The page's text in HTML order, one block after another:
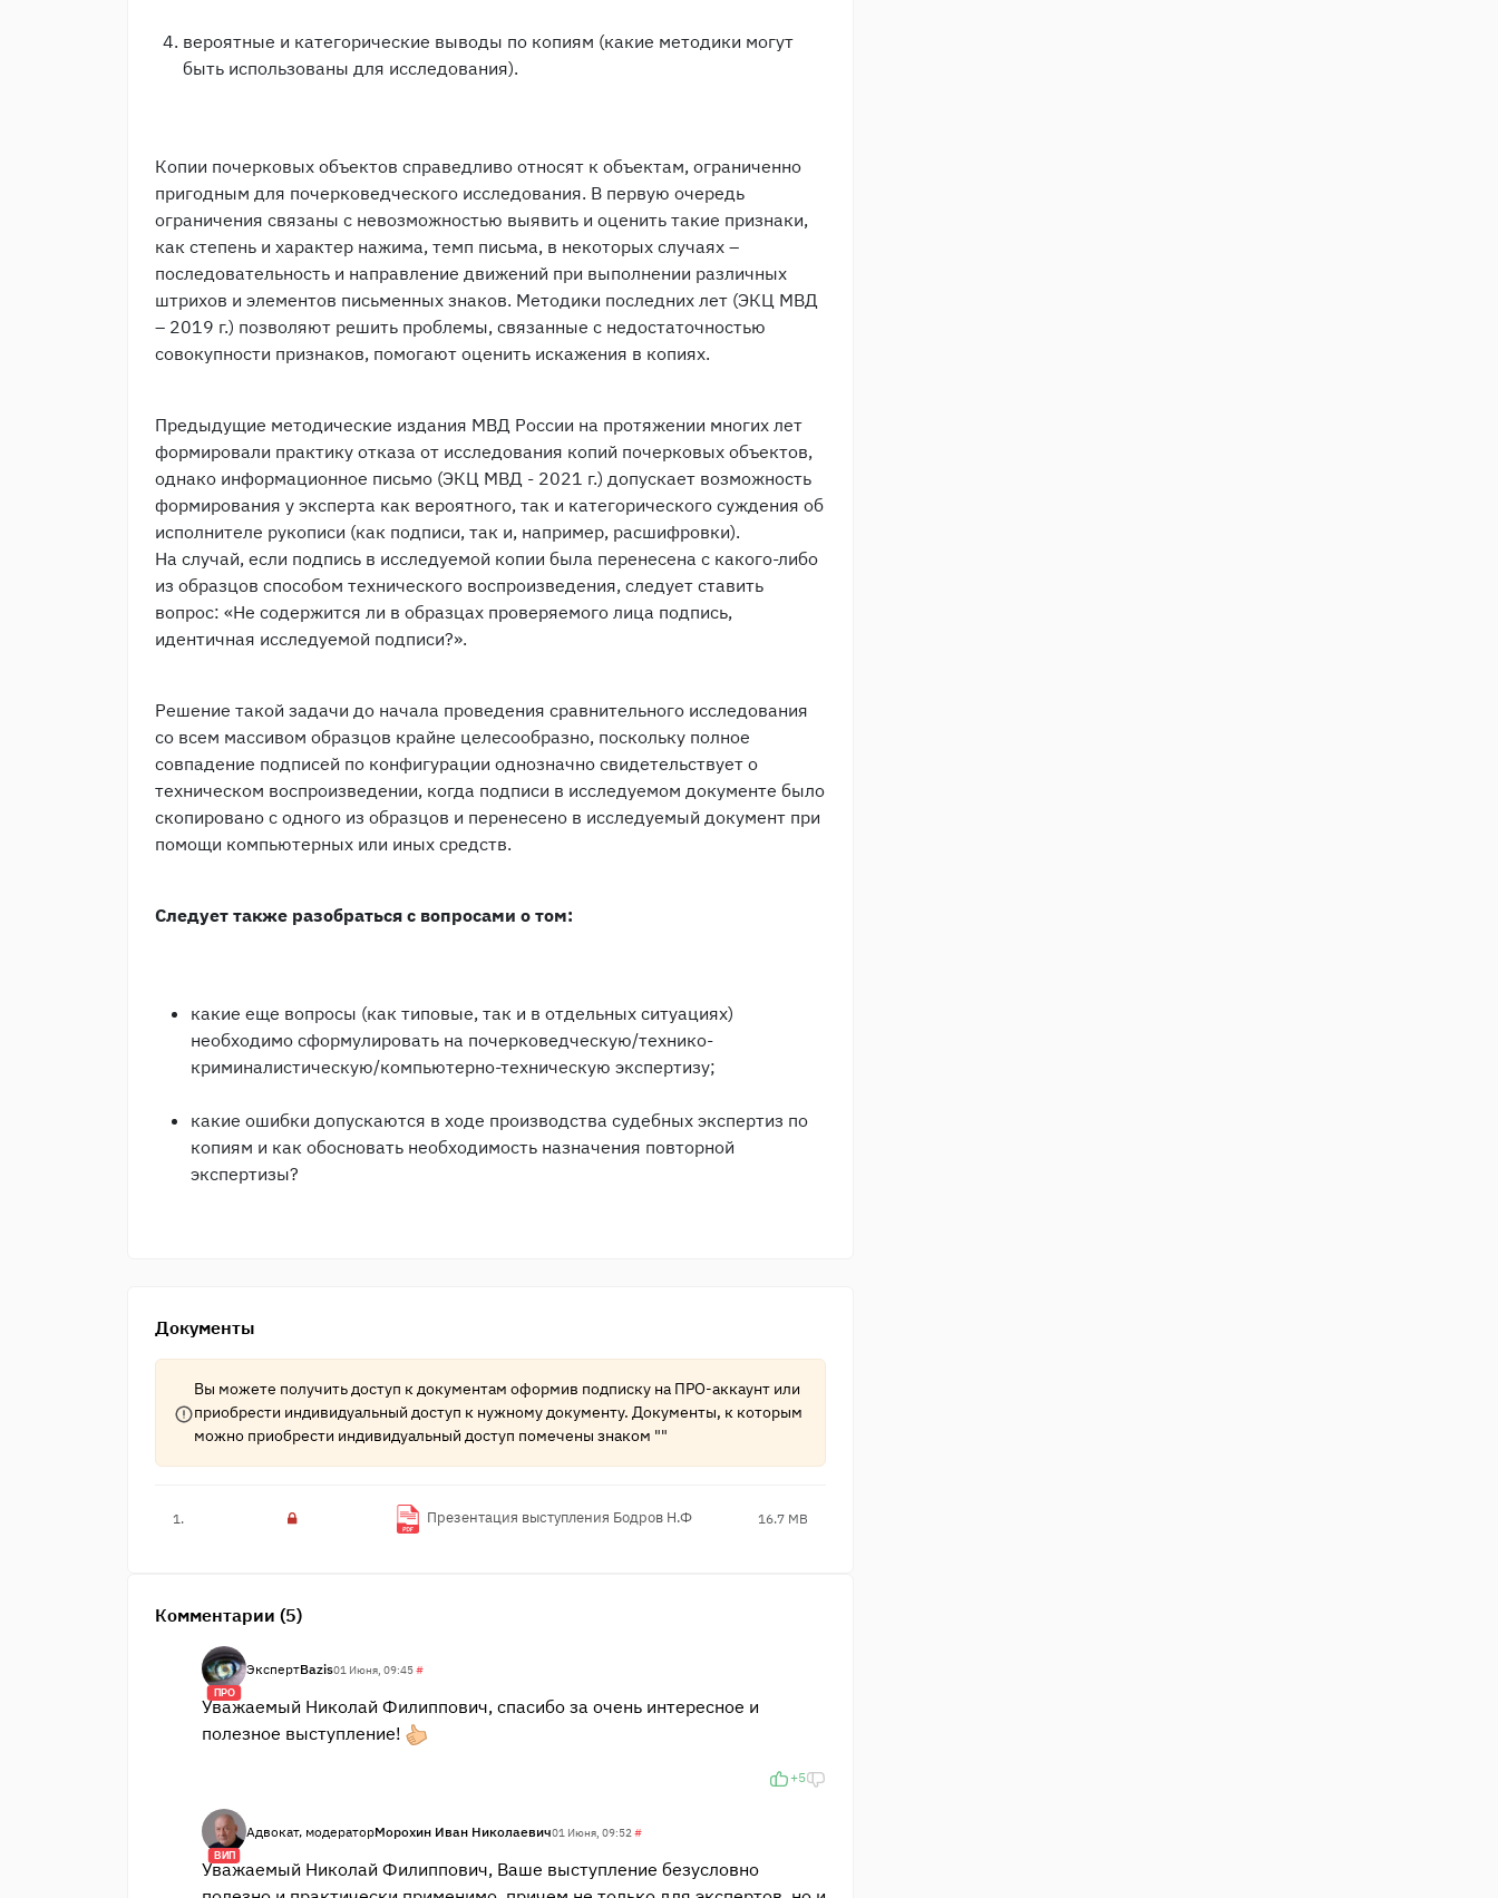
вероятные и категорические выводы по копиям (какие методики могут
быть использованы для исследования).
Копии почерковых объектов справедливо относят к объектам, ограниченно
пригодным для почерковедческого исследования. В первую очередь
ограничения связаны с невозможностью выявить и оценить такие признаки,
как степень и характер нажима, темп письма, в некоторых случаях –
последовательность и направление движений при выполнении различных
штрихов и элементов письменных знаков. Методики последних лет (ЭКЦ МВД
– 2019 г.) позволяют решить проблемы, связанные с недостаточностью
совокупности признаков, помогают оценить искажения в копиях.
Предыдущие методические издания МВД России на протяжении многих лет
формировали практику отказа от исследования копий почерковых объектов,
однако информационное письмо (ЭКЦ МВД - 2021 г.) допускает возможность
формирования у эксперта как вероятного, так и категорического суждения об
исполнителе рукописи (как подписи, так и, например, расшифровки).
На случай, если подпись в исследуемой копии была перенесена с какого-либо
из образцов способом технического воспроизведения, следует ставить
вопрос: «Не содержится ли в образцах проверяемого лица подпись,
идентичная исследуемой подписи?».
Решение такой задачи до начала проведения сравнительного исследования
со всем массивом образцов крайне целесообразно, поскольку полное
совпадение подписей по конфигурации однозначно свидетельствует о
техническом воспроизведении, когда подписи в исследуемом документе было
скопировано с одного из образцов и перенесено в исследуемый документ при
помощи компьютерных или иных средств.
Следует также разобраться с вопросами о том:
какие еще вопросы (как типовые, так и в отдельных ситуациях)
необходимо сформулировать на почерковедческую/технико-
криминалистическую/компьютерно-техническую экспертизу;
какие ошибки допускаются в ходе производства судебных экспертиз по
копиям и как обосновать необходимость назначения повторной
экспертизы?
Документы
Вы можете получить доступ к документам оформив подписку на ПРО-аккаунт или
приобрести индивидуальный доступ к нужному документу. Документы, к которым
можно приобрести индивидуальный доступ помечены знаком ""
1. Презентация выступле​ния Бодров Н.Ф 16.7 MB
Комментарии (5)
ПРО
ЭкспертBazis01 Июня, 09:45#
Уважаемый Николай Филиппович, спасибо за очень интересное и
полезное выступление!
+5
ВИП
Адвокат, модераторМорохин Иван Николаевич01 Июня, 09:52 #
Уважаемый Николай Филиппович, Ваше выступление безусловно